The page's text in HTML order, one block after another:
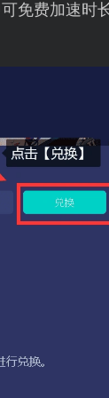
免费加速时